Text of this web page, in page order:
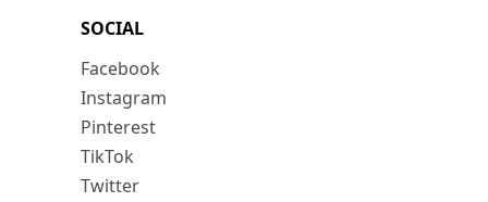
SOCIAL
Facebook
Instagram
Pinterest
TikTok
Twitter